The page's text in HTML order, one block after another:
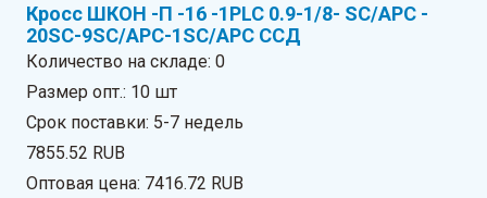
Кросс ШКОН -П -16 -1PLC 0.9-1/8- SC/APC -
20SC-9SC/APC-1SC/APC ССД
Количество на складе:0
Размер опт.: 10 шт
Срок поставки: 5-7 недель
7855.52 RUB
Оптовая цена: 7416.72 RUB